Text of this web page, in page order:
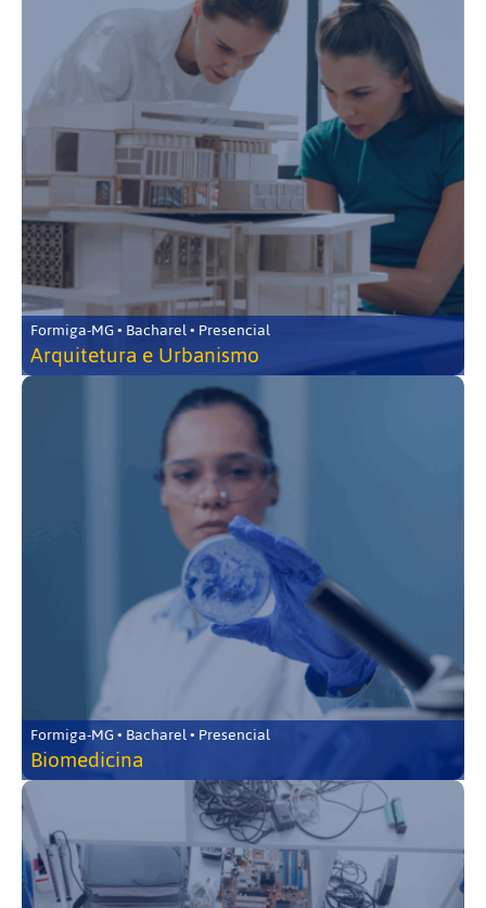
Formiga-MG • Bacharel • Presencial
Arquitetura e Urbanismo
Formiga-MG • Bacharel • Presencial
Biomedicina